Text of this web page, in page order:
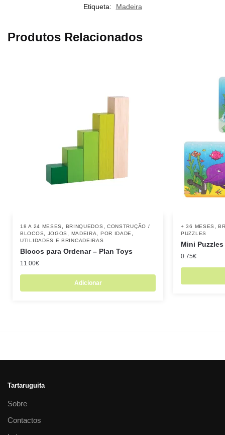
Etiqueta: Madeira
Produtos Relacionados
18 A 24 MESES BRINQUEDOS
CONSTRUÇÃO /
BLOCOS
JOGOS MADEIRA POR IDADE
UTILIDADES E BRINCADEIRAS
Blocos para Ordenar – Plan Toys
11.00€
Adicionar
+ 36 MESES ,
PUZZLES
Mini
0.75€
Tartaruguita
Sobre
Contactos